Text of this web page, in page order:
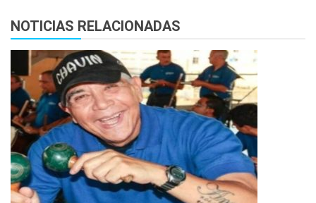
NOTICIAS RELACIONADAS